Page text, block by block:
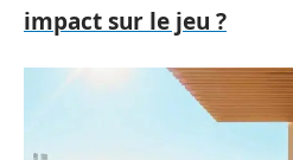
impact sur le jeu ?